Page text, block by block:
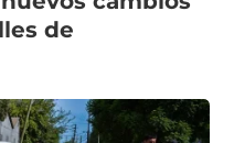
de